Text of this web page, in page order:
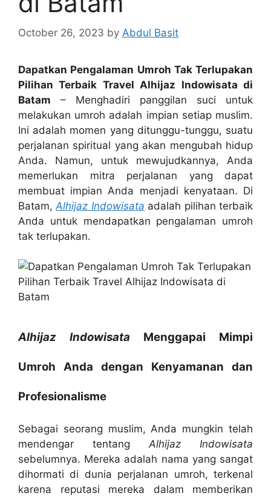
October 26, 2023 by Abdul Basit
Dapatkan Pengalaman Umroh Tak Terlupakan
Pilihan Terbaik Travel Alhijaz Indowisata di
Batam – Menghadiri panggilan suci untuk
melakukan umroh adalah impian setiap muslim.
Ini adalah momen yang ditunggu-tunggu, suatu
perjalanan spiritual yang akan mengubah hidup
Anda. Namun, untuk mewujudkannya, Anda
memerlukan mitra perjalanan yang dapat
membuat impian Anda menjadi kenyataan. Di
Batam,Alhijaz Indowisata adalah pilihan terbaik
Anda untuk mendapatkan pengalaman umroh
tak terlupakan.
Alhijaz Indowisata Menggapai Mimpi
Umroh Anda dengan Kenyamanan dan
Profesionalisme
Sebagai seorang muslim, Anda mungkin telah
mendengar tentang Alhijaz Indowisata
sebelumnya. Mereka adalah nama yang sangat
dihormati di dunia perjalanan umroh, terkenal
karena reputasi mereka dalam memberikan